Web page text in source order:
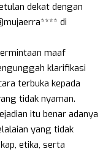
dekat dengan
di
maaf
klarifikasi
terbuka kepada
tidak nyaman.
itu benar adanya
yang tidak
etika, serta